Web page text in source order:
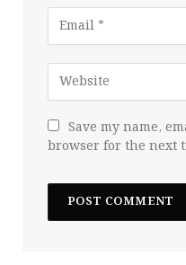
Save my name,
browser for the next